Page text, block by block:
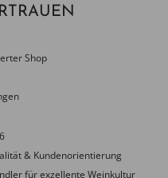
Shop
& Kundenorientierung
für exzellente Weinkultur